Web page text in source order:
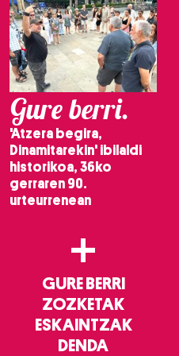
biltzeko eta
nork eta zertarako
eskatzen, eta beren
babesten dira. Ikusi gure
zein helburutarako
aurka nola egin
moduari
alda edo ken dezakezu
eta hirugarrenen cookie-
esperientzia eta
cookie teknologiaz
gero, teknologia hori
Gure berri.
'Atzera begira,
Dinamitarekin' ibilaldi
historikoa, 36ko
gerraren 90.
urteurrenean
+
GURE BERRI
ZOZKETAK
ESKAINTZAK
DENDA